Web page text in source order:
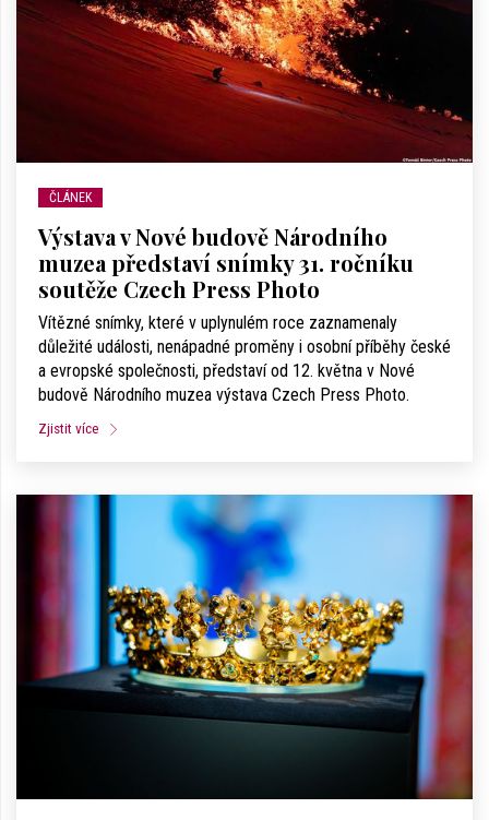
ČLÁNEK
Výstava v Nové budově Národního
muzea představí snímky 31. ročníku
soutěže Czech Press Photo
Vítězné snímky, které v uplynulém roce zaznamenaly
důležité události, nenápadné proměny i osobní příběhy české
a evropské společnosti, představí od 12. května v Nové
budově Národního muzea výstava Czech Press Photo.
Zjistit více